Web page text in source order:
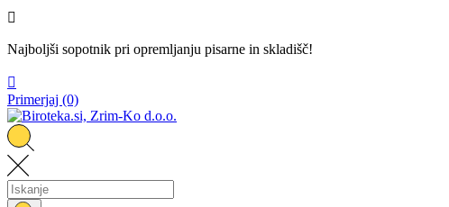

Najboljši sopotnik pri opremljanju pisarne in skladišč!

Primerjaj (0)